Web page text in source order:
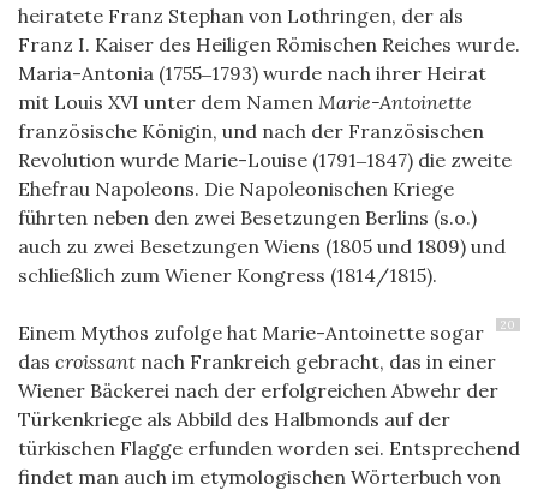
heiratete Franz Stephan von Lothringen, der als
Franz I. Kaiser des Heiligen Römischen Reiches wurde.
Maria-Antonia (1755‒1793) wurde nach ihrer Heirat
mit Louis XVI unter dem Namen Marie-Antoinette
französische Königin, und nach der Französischen
Revolution wurde Marie-Louise (1791‒1847) die zweite
Ehefrau Napoleons. Die Napoleonischen Kriege
führten neben den zwei Besetzungen Berlins (s.o.)
auch zu zwei Besetzungen Wiens (1805 und 1809) und
schließlich zum Wiener Kongress (1814/1815).
20
Einem Mythos zufolge hat Marie-Antoinette sogar
das croissant nach Frankreich gebracht, das in einer
Wiener Bäckerei nach der erfolgreichen Abwehr der
Türkenkriege als Abbild des Halbmonds auf der
türkischen Flagge erfunden worden sei. Entsprechend
findet man auch im etymologischen Wörterbuch von